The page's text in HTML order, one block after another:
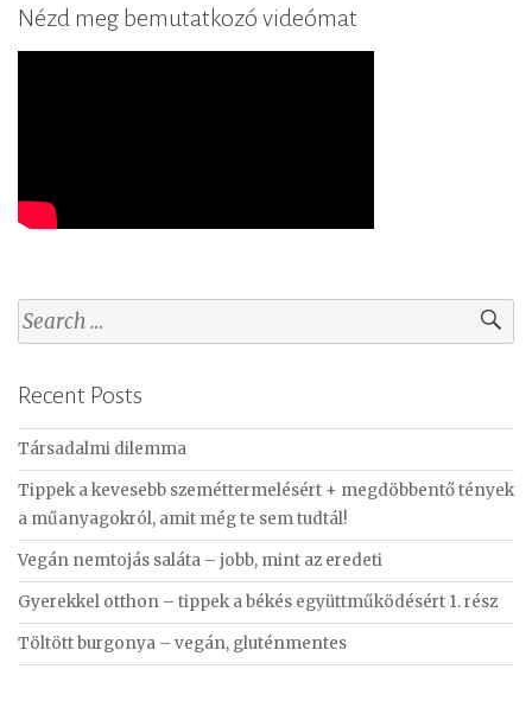
Nézd meg bemutatkozó videómat
S
e
r
c
h
f
o
r
:
Recent Posts
Társadalmi dilemma
Tippek a kevesebb szeméttermelésért + megdöbbentő tények
a műanyagokról, amit még te sem tudtál!
Vegán nemtojás saláta – jobb, mint az eredeti
Gyerekkel otthon – tippek a békés együttműködésért 1. rész
Töltött burgonya – vegán, gluténmentes